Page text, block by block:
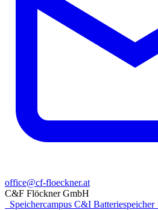
office@cf-floeckner.at
C&F Flöckner GmbH
Speichercampus C&I Batteriespeicher